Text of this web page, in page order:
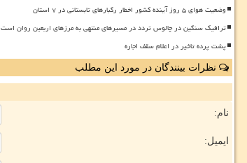
وضعیت هوای ۵ روز آینده کشور اخطار رگبارهای تابستانی در ۷ استان
ترافیک سنگین در چالوس تردد در مسیرهای منتهی به مرزهای اربعین روان است
پشت پرده تاخیر در اعلام سقف اجاره
نظرات بینندگان در مورد این مطلب
نام:
ایمیل: